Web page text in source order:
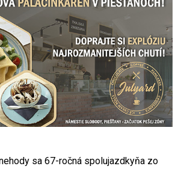
sa 67-ročná spolujazdkyňa zo